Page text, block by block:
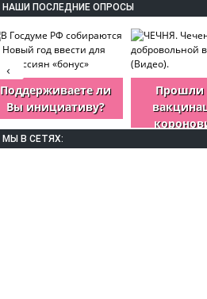
НАШИ ПОСЛЕДНИЕ ОПРОСЫ
Поддерживаете ли
Вы инициативу?
Прошли
‹
МЫ В СЕТЯХ: